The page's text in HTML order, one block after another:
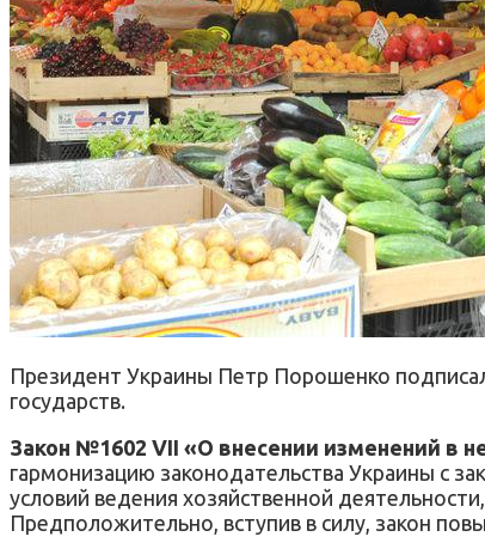
Президент Украины Петр Порошенко
государств.
Закон №1602 VII «О внесении изменений в
гармонизацию законодательства Украины с
условий ведения хозяйственной
Предположительно, вступив в силу, закон